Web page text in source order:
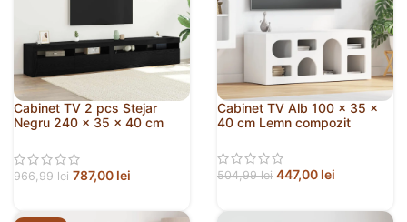
Cabinet TV 2 pcs Stejar
Negru 240 x 35 x 40 cm
966,99lei 787,00 lei
Cabinet TV Alb 100 x 35 x
40 cm Lemn compozit
504,99lei 447,00 lei